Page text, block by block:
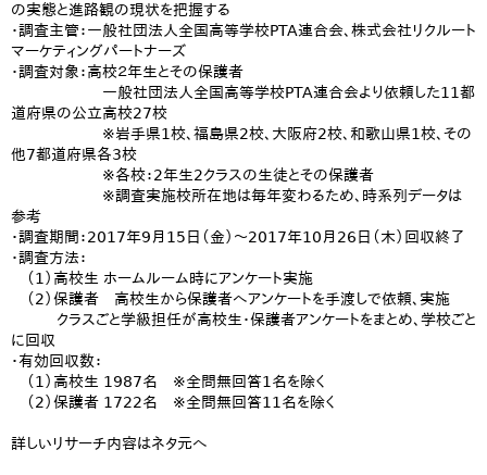
の実態と進路観の現状を把握する
・調査主管：一般社団法人全国高等学校PTA連合会、株式会社リクルート
マーケティングパートナーズ
・調査対象：高校２年生とその保護者
一般社団法人全国高等学校PTA連合会より依頼した11都
道府県の公立高校27校
※岩手県1校、福島県2校、大阪府2校、和歌山県1校、その
他7都道府県各3校
※各校：2年生2クラスの生徒とその保護者
※調査実施校所在地は毎年変わるため、時系列データは
参考
・調査期間：2017年9月15日（金）～2017年10月26日（木）回収終了
・調査方法：
（1）高校生 ホームルーム時にアンケート実施
（2）保護者 高校生から保護者へアンケートを手渡しで依頼、実施
クラスごと学級担任が高校生･保護者アンケートをまとめ、学校ごと
に回収
・有効回収数：
（1）高校生 1987名 ※全問無回答1名を除く
（2）保護者 1722名 ※全問無回答11名を除く
詳しいリサーチ内容はネタ元へ